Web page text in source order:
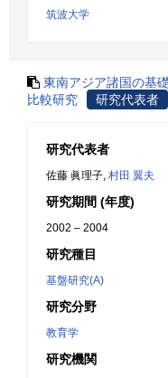
筑波大学
東南アジア諸国の基
比較研究
研究代表者
研究代表者
佐藤 眞理子, 村田 翼夫
研究期間 (年度)
2002 – 2004
研究種目
基盤研究(A)
研究分野
教育学
研究機関